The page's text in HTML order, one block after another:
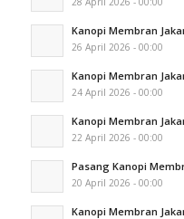
Kanopi Membran
26 April 2026 - 00:00
Kanopi Membran
24 April 2026 - 00:00
Kanopi Membran
22 April 2026 - 00:00
Pasang Kanopi
20 April 2026 - 00:00
Kanopi Membran